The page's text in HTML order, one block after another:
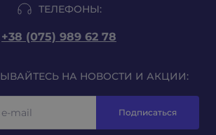
ТЕЛЕФОНЫ:
+38 (075) 989 62 78
НА НОВОСТИ И АКЦИИ:
Подписаться